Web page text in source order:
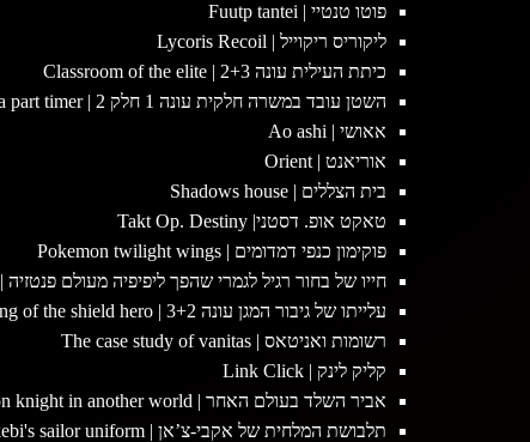
פוטו טנטיי | Fuutp tantei
ליקוריס ריקוייל | Lycoris Recoil
כיתת העילית עונה 2+3 | Classroom of the elite
השטן עובד במשרה חלקית עונה 1 חלק 2 | The devil is a part timer
אאושי | Ao ashi
אוריאנט | Orient
בית הצללים | Shadows house
טאקט אופ. דסטני| Takt Op. Destiny
פוקימון כנפי דמדומים | Pokemon twilight wings
חייו של בחור רגיל לגמרי שהפך ליפיפיה מעולם פנטזיה | Life with an ordinaryguy who reincarnated into a total fantasy knockout
עלייתו של גיבור המגן עונה 3+2 | The rising of the shield hero
רשומות ואניטאס | The case study of vanitas
קליק לינק | Link Click
אביר השלד בעולם האחר | Skeleton knight in another world
תלבושת המלחית של אקבי-צ’אן | Akebi's sailor uniform